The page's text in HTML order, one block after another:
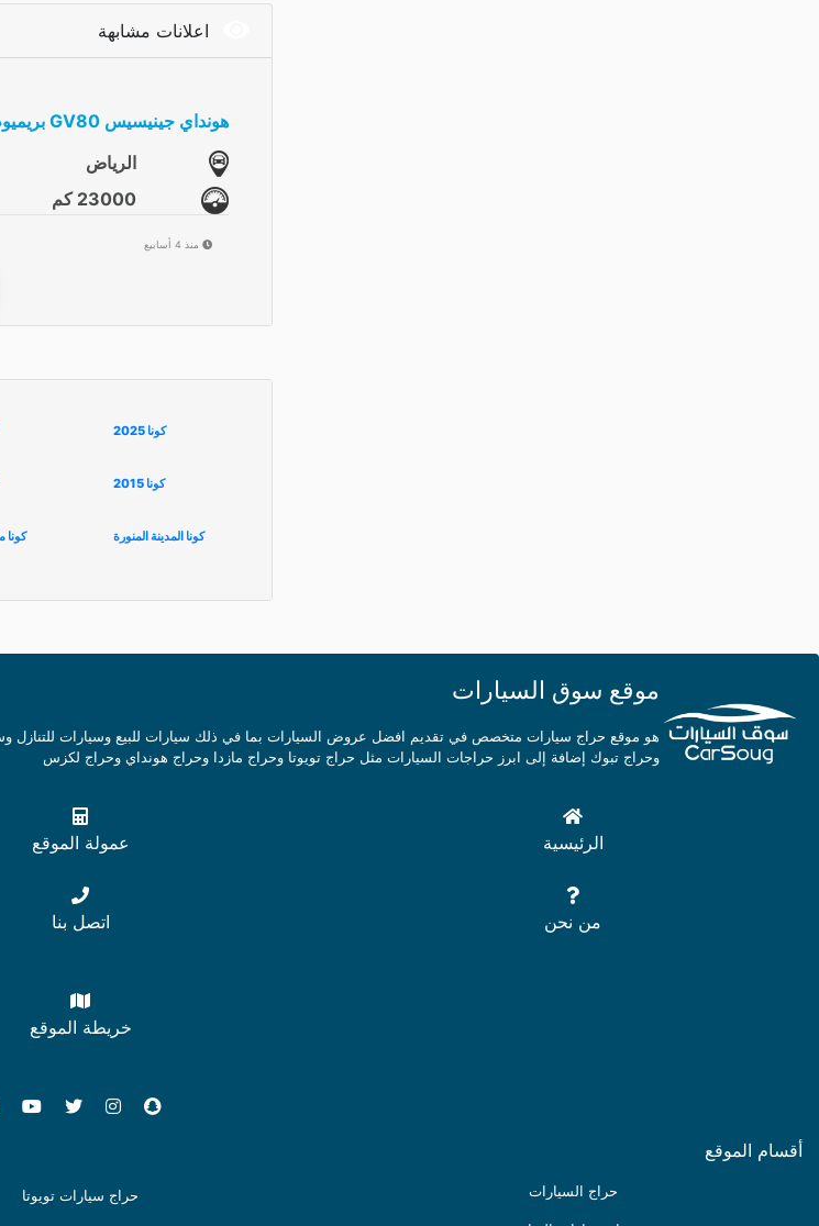
هونداي جينيسيس GV80 بريميوم على الضمان 2025
الرياض
23000 كم
منذ 4 أسابيع
كونا 2025
كونا 2015
كونا كونا المدينة المنورة
موقع سوق السيارات
هو موقع حراج سيارات متخصص في تقديم افضل عروض السيارات بما في ذلك سيارات للبيع وسيارات للتنازل
وحراج تبوك إضافة إلى ابرز حراجات السيارات مثل حراج تويوتا وحراج مازدا وحراج هونداي وحراج لكزس
عمولة الموقع الرئيسية
اتصل بنا من نحن
خريطة الموقع
أقسام الموقع
حراج السيارات حراج سيارات تويوتا